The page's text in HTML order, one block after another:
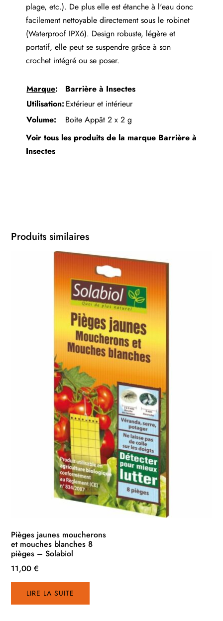
plage, etc.). De plus elle est étanche à l'eau donc
facilement nettoyable directement sous le robinet
(Waterproof IPX6). Design robuste, légère et
portatif, elle peut se suspendre grâce à son
crochet intégré ou se poser.
Marque:
Barrière à Insectes
Utilisation: Extérieur et intérieur
Volume:
Boite Appât 2 x 2 g
Voir tous les produits de la marque Barrière à
Insectes
Produits similaires
Pièges jaunes moucherons
et mouches blanches 8
pièges – Solabiol
11,00€
LIRE LA SUITE